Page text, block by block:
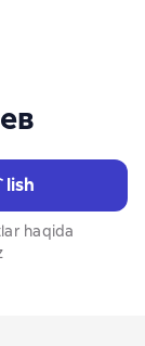
haqida